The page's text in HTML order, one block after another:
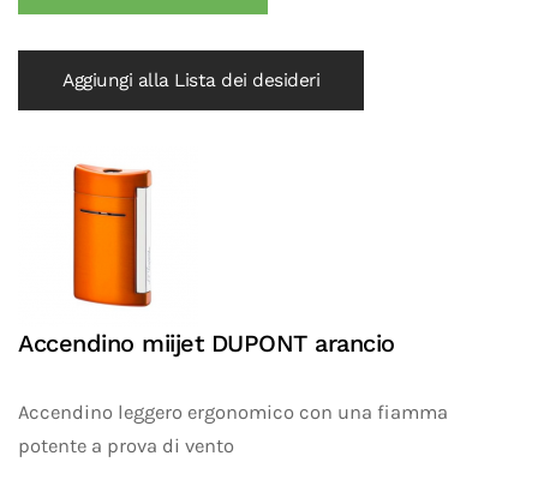
Aggiungi alla Lista dei desideri
Accendino miijet DUPONT arancio
Accendino leggero ergonomico con una fiamma
potente a prova di vento